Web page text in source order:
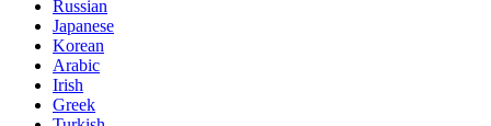
Russian
Japanese
Korean
Arabic
Irish
Greek